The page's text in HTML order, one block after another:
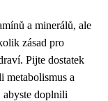
a minerálů, ale
zásad pro
Pijte dostatek
metabolismus a
abyste doplnili